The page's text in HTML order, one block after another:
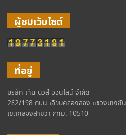
ผู้ชมเว็บไซต์
ที่อยู่
บริษัท เท็น นิวส์ ออนไลน์ จำกัด
282/198 ถนน เลียบคลองสอง แขวงบางชัน
เขตคลองสามวา กทม. 10510